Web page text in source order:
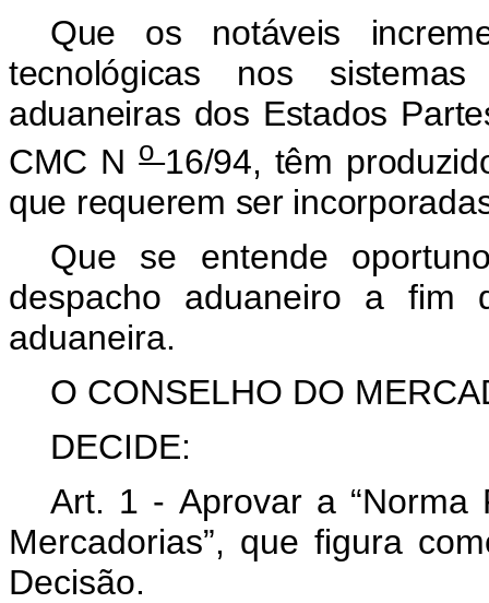
Que os notáveis
tecnológicas nos
aduaneiras dos Estados
CMC No 16/94, têm
que requerem ser
Que se entende
despacho aduaneiro a fim
aduaneira.
O CONSELHO DO
DECIDE:
Art. 1 - Aprovar a “Norma
Mercadorias”, que figura
Decisão.